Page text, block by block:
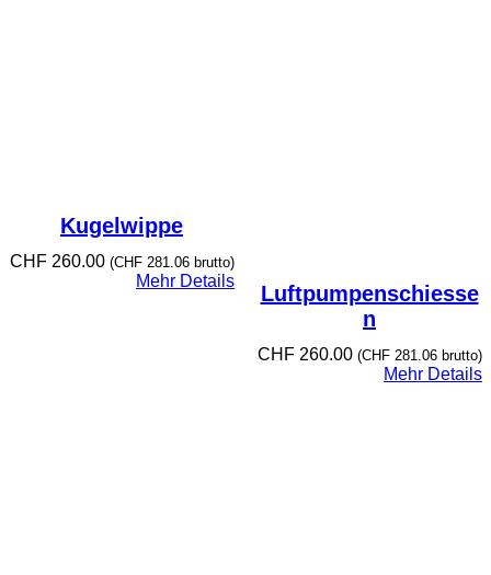
Kugelwippe
CHF260.00 (CHF281.06brutto)
Mehr Details
Luftpumpenschiesse
n
CHF260.00 (CHF281.06brutto)
Mehr Details